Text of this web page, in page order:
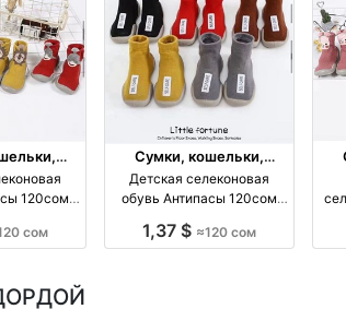
120сом
сом
Сумки, кошельки,
чемоданы
Детская селеконовая
обувь Антипасы 120сом
Киргизия
1,37 $ ≈120 сом